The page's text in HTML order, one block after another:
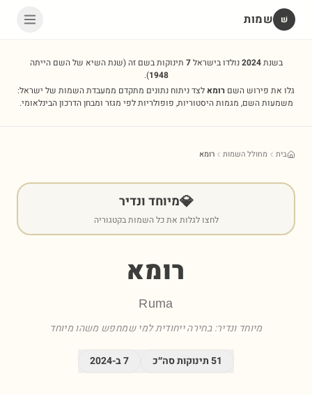
שׁ שמות
בשנת2024נולדו בישראל7 תינוקות בשם זה(שנת השיא של השם הייתה
1948
).
גלו את פירוש השם רומא לצד ניתוח נתונים מתקדם ממעבדת השמות של ישראל:
משמעות השם, מגמות היסטוריות, פופולריות לפי מגזר ומבחן הדרכון הבינלאומי.
בית מחולל השמות רומא
💎מיוחד ונדיר
לחצו לגלות את כל השמות בקטגוריה
רומא
Ruma
מיוחד ונדיר: בחירה ייחודית למי שמחפש משהו מיוחד
51תינוקות סה״כ 7ב-2024